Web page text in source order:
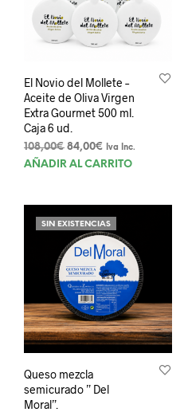
El Novio del Mollete –
Aceite de Oliva Virgen
Extra Gourmet 500 ml.
Caja 6 ud.
108,00€ El
precio
108,00€.
84,00€ El
precio
84,00€.
Iva Inc.
AÑADIR AL CARRITO
SIN EXISTENCIAS
Queso mezcla
semicurado ” Del
Moral”.